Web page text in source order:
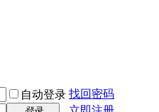
自动登录 找回密码